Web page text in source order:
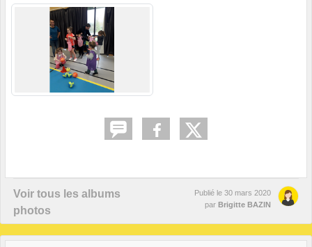
Voir tous les albums
photos
Publié le 30 mars 2020
par Brigitte BAZIN